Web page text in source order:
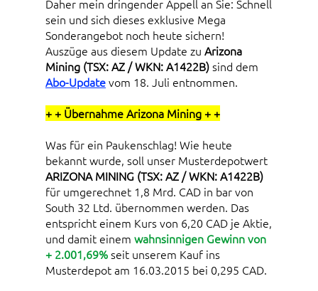
Daher mein dringender Appell an Sie: Schnell
sein und sich dieses exklusive Mega
Sonderangebot noch heute sichern!
Auszüge aus diesem Update zu Arizona
Mining (TSX: AZ / WKN: A1422B)sind dem
Abo-Updatevom 18. Juli entnommen.
+ + Übernahme Arizona Mining + +
Was für ein Paukenschlag! Wie heute
bekannt wurde, soll unser Musterdepotwert
ARIZONA MINING (TSX: AZ / WKN: A1422B)
für umgerechnet 1,8 Mrd. CAD in bar von
South 32 Ltd. übernommen werden. Das
entspricht einem Kurs von 6,20 CAD je Aktie,
und damit einem wahnsinnigen Gewinn von
+ 2.001,69%seit unserem Kauf ins
Musterdepot am 16.03.2015 bei 0,295 CAD.